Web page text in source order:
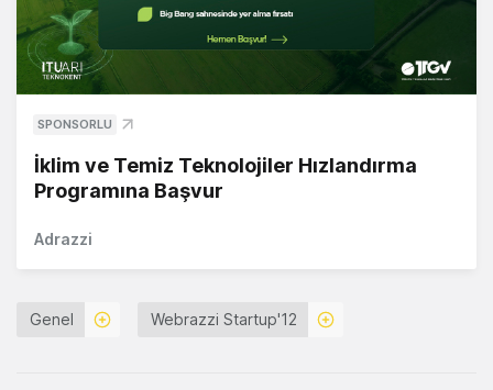
SPONSORLU
İklim ve Temiz Teknolojiler Hızlandırma
Programına Başvur
Adrazzi
Genel Webrazzi Startup'12